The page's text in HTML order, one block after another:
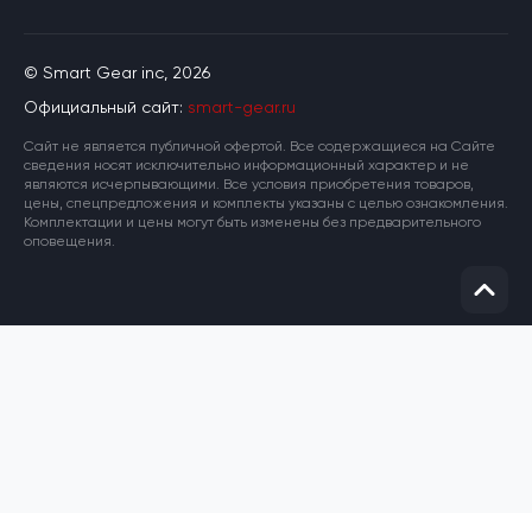
© Smart Gear inc, 2026
Официальный сайт: smart-gear.ru
Cайт не является публичной офертой. Все содержащиеся на Сайте
сведения носят исключительно информационный характер и не
являются исчерпывающими. Все условия приобретения товаров,
цены, спецпредложения и комплекты указаны с целью ознакомления.
Комплектации и цены могут быть изменены без предварительного
оповещения.